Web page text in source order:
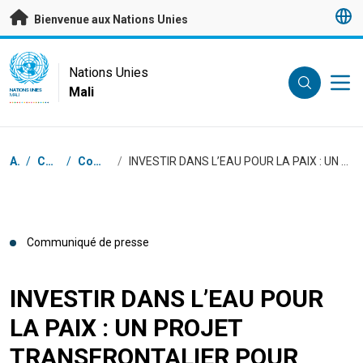
Passer au contenu principal
Bienvenue aux Nations Unies
UN Logo
NATIONS UNIES
MALI
Nations Unies
Mali
Fil d'Ariane
Accueil / Centre de presse / Communiqués de presse /
Communiqué de presse
INVESTIR DANS L’EAU POUR
LA PAIX : UN PROJET
TRANSFRONTALIER POUR